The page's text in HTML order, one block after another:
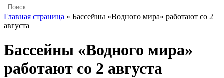
Главная страница » Бассейны «Водного мира» работают со 2
августа
Бассейны «Водного мира»
работают со 2 августа